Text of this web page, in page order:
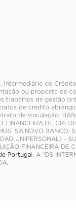
Intermediário de
ou proposta de
trabalhos de gestão
de crédito
de vinculação:
FINANCEIRA DE
SA;NOVO BANCO,
UNIPERSONAL) -
FINANCEIRA DE
Portugal. A “DS